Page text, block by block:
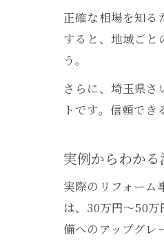
正確な相場を知る
すると、地域ごと
う。
さらに、埼玉県
トです。信頼で
実例からわか
実際のリフォーム
は、30万円〜50
備へのアップグレ